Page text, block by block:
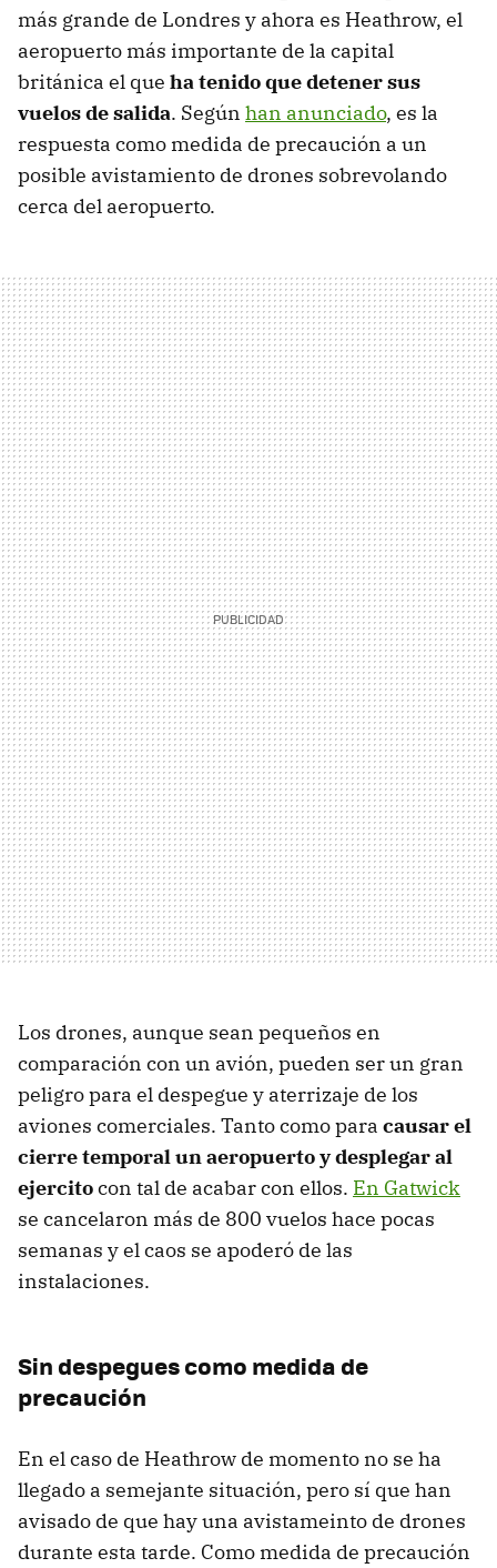
más grande de Londres y ahora es Heathrow, el
aeropuerto más importante de la capital
británica el que ha tenido que detener sus
vuelos de salida. Según han anunciado, es la
respuesta como medida de precaución a un
posible avistamiento de drones sobrevolando
cerca del aeropuerto.
Los drones, aunque sean pequeños en
comparación con un avión, pueden ser un gran
peligro para el despegue y aterrizaje de los
aviones comerciales. Tanto como para causar el
cierre temporal un aeropuerto y desplegar al
ejercitocon tal de acabar con ellos. En Gatwick
se cancelaron más de 800 vuelos hace pocas
semanas y el caos se apoderó de las
instalaciones.
Sin despegues como medida de
precaución
En el caso de Heathrow de momento no se ha
llegado a semejante situación, pero sí que han
avisado de que hay una avistameinto de drones
durante esta tarde. Como medida de precaución